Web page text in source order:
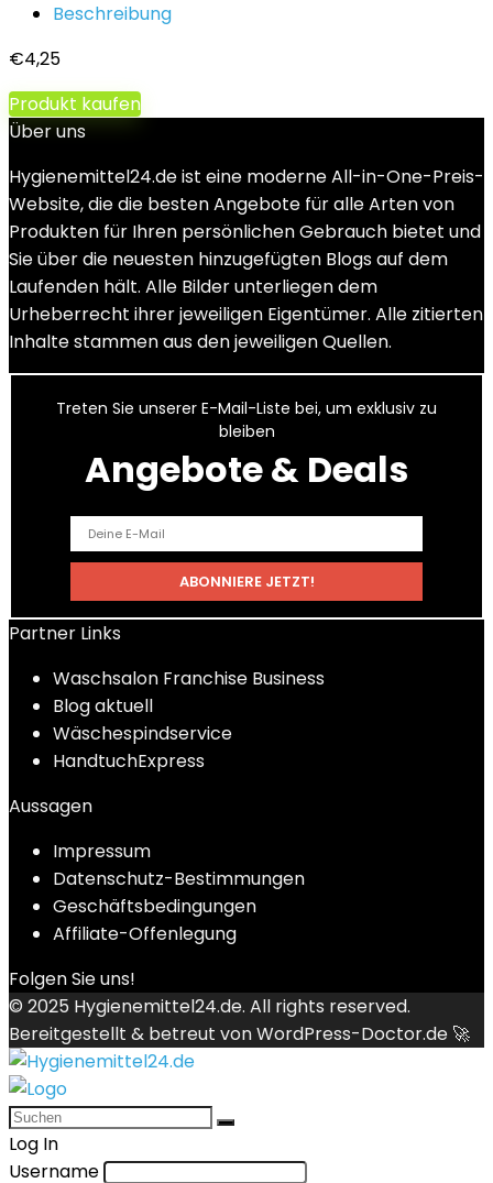
Beschreibung
€4,25
Produkt kaufen
Über uns
Hygienemittel24.de ist eine moderne All-in-One-Preis-
Website, die die besten Angebote für alle Arten von
Produkten für Ihren persönlichen Gebrauch bietet und
Sie über die neuesten hinzugefügten Blogs auf dem
Laufenden hält. Alle Bilder unterliegen dem
Urheberrecht ihrer jeweiligen Eigentümer. Alle zitierten
Inhalte stammen aus den jeweiligen Quellen.
Treten Sie unserer E-Mail-Liste bei, um exklusiv zu
bleiben
Angebote & Deals
Partner Links
Waschsalon Franchise Business
Blog aktuell
Wäschespindservice
HandtuchExpress
Aussagen
Impressum
Datenschutz-Bestimmungen
Geschäftsbedingungen
Affiliate-Offenlegung
Folgen Sie uns!
© 2025 Hygienemittel24.de. All rights reserved.
Bereitgestellt & betreut vonWordPress-Doctor.de 🚀
Log In
Username